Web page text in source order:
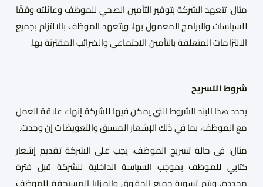
مثال:تتعهد الشركة بتوفير التأمين الصحي للموظف وعائلته وفقًا
للسياسات والبرامج المعمول بها، ويتعهد الموظف بالالتزام بجميع
الالتزامات المتعلقة بالتأمين الاجتماعي والضرائب المقترنة بها.
شروط التسريح
يحدد هذا البند الشروط التي يمكن فيها للشركة إنهاء علاقة العمل
مع الموظف، بما في ذلك الإشعار المسبق والتعويضات إن وجدت.
مثال: في حالة تسريح الموظف، يجب على الشركة تقديم إشعار
كتابي للموظف بموجب السياسة الداخلية للشركة قبل فترة
محددة، ويتم تسوية جميع الحقوق والمزايا المستحقة للموظف